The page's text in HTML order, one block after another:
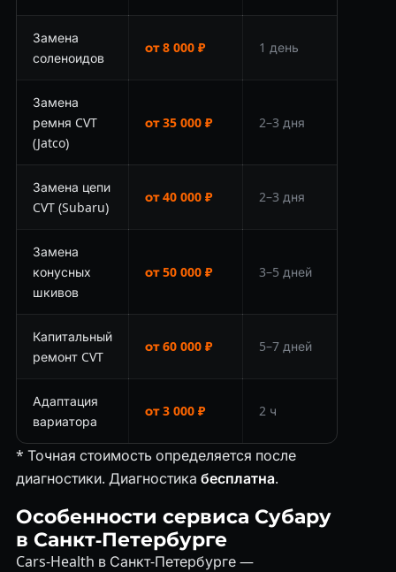
Замена
соленоидов
от 8 000 ₽ 1 день
Замена
ремня CVT
(Jatco)
от 35 000 ₽ 2–3 дня
Замена цепи
CVT (Subaru)
от 40 000 ₽ 2–3 дня
Замена
конусных
шкивов
от 50 000 ₽ 3–5 дней
Капитальный
ремонт CVT
от 60 000 ₽ 5–7 дней
Адаптация
вариатора
от 3 000 ₽ 2 ч
* Точная стоимость определяется после
диагностики. Диагностика бесплатна.
Особенности сервиса Субару
в Санкт-Петербурге
Cars-Health в Санкт-Петербурге —